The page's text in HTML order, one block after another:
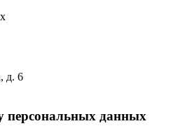
д. 6
персональных данных